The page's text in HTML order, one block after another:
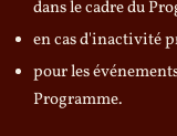
dans le cadre du
en cas d'inactivité
pour les
Programme.